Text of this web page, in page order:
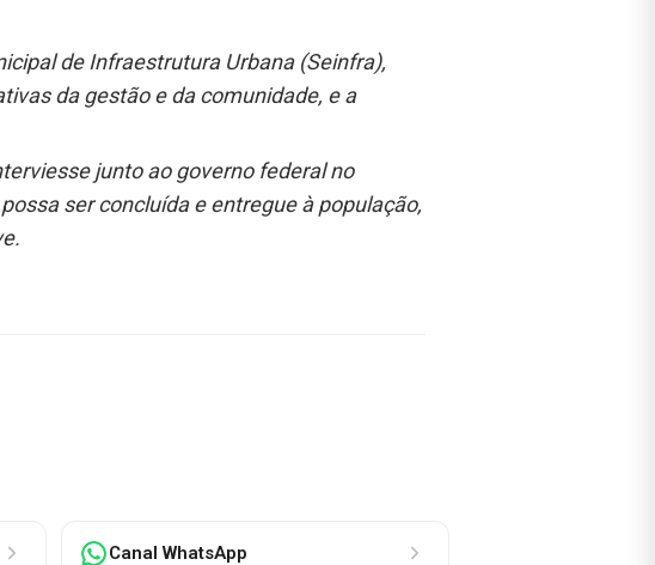
de Infraestrutura Urbana (Seinfra),
da gestão e da comunidade, e a
junto ao governo federal no
ser concluída e entregue à população,
Canal WhatsApp